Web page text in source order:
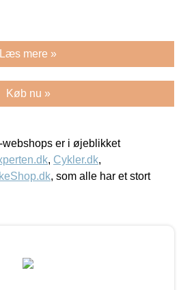
Læs mere »
Køb nu »
er i øjeblikket
, Cykler.dk,
, som alle har et stort